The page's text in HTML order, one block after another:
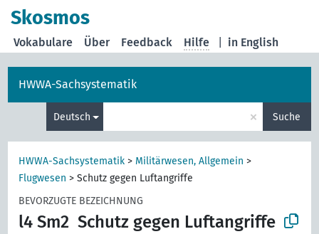
Skosmos
in English
Vokabulare Über Feedback Hilfe
HWWA-Sachsystematik
Deutsch × Suche
HWWA-Sachsystematik > Militärwesen, Allgemein >
Flugwesen >Schutz gegen Luftangriffe
BEVORZUGTE BEZEICHNUNG
l4 Sm2 Schutz gegen Luftangriffe